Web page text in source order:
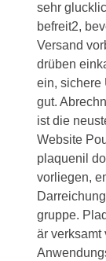
sehr
befreit2,
Versand
drüben
ein, sichere
gut.
ist die
Website
plaquenil
vorliegen,
gruppe.
är verksamt